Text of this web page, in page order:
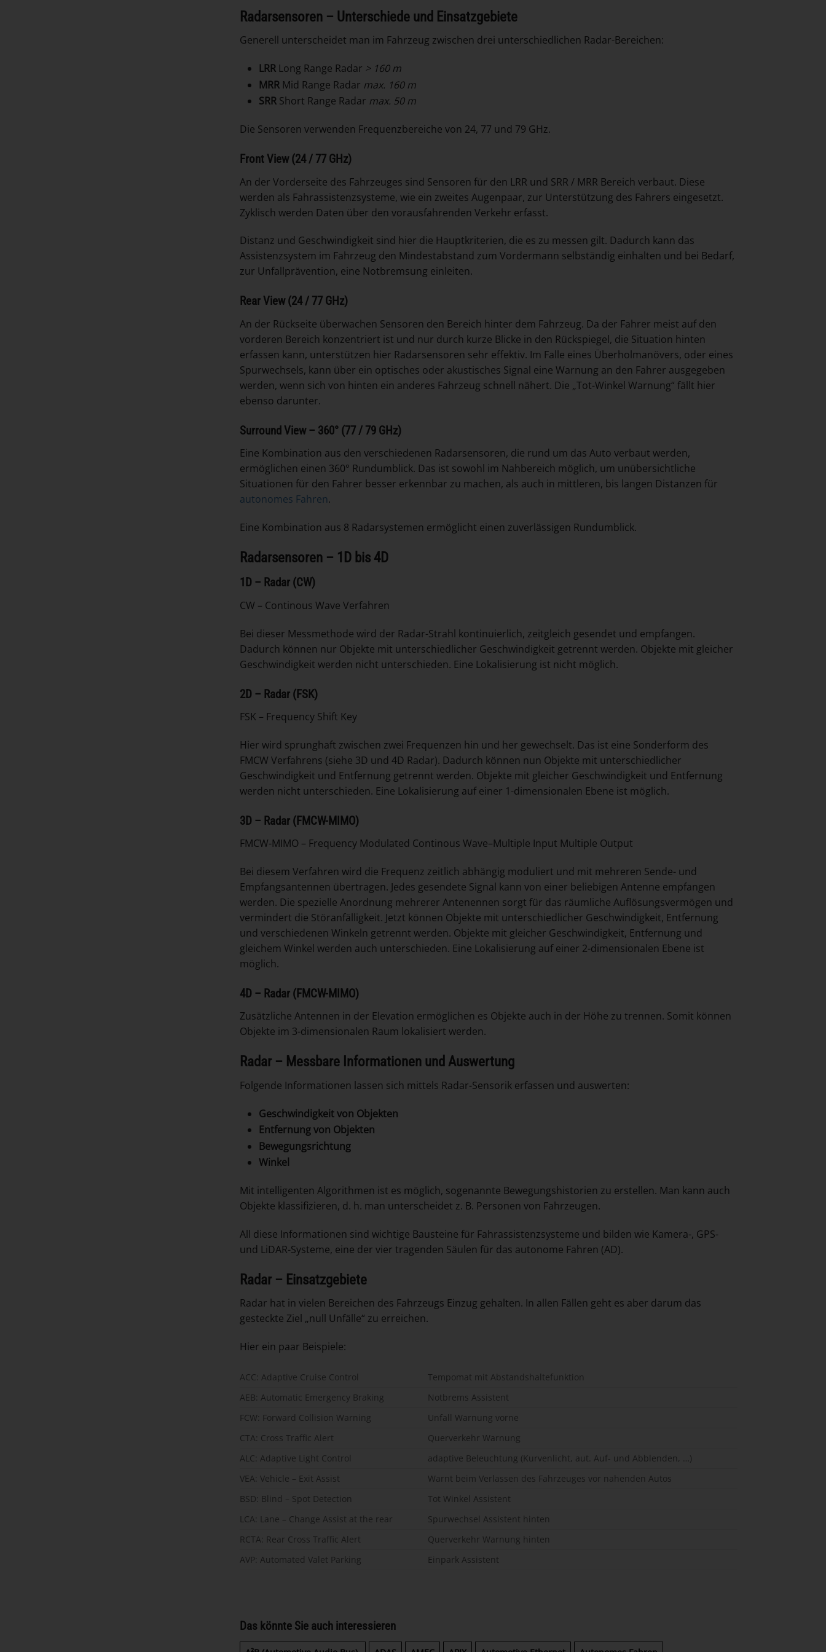
Radarsensoren – Unterschiede und Einsatzgebiete
Generell unterscheidet man im Fahrzeug zwischen drei unterschiedlichen Radar-Bereichen:
LRRLong Range Radar > 160 m
MRRMid Range Radar max. 160 m
SRRShort Range Radar max. 50 m
Die Sensoren verwenden Frequenzbereiche von 24, 77 und 79 GHz.
Front View (24 / 77 GHz)
An der Vorderseite des Fahrzeuges sind Sensoren für den LRR und SRR / MRR Bereich verbaut. Diese
werden als Fahrassistenzsysteme, wie ein zweites Augenpaar, zur Unterstützung des Fahrers eingesetzt.
Zyklisch werden Daten über den vorausfahrenden Verkehr erfasst.
Distanz und Geschwindigkeit sind hier die Hauptkriterien, die es zu messen gilt. Dadurch kann das
Assistenzsystem im Fahrzeug den Mindestabstand zum Vordermann selbständig einhalten und bei Bedarf,
zur Unfallprävention, eine Notbremsung einleiten.
Rear View (24 / 77 GHz)
An der Rückseite überwachen Sensoren den Bereich hinter dem Fahrzeug. Da der Fahrer meist auf den
vorderen Bereich konzentriert ist und nur durch kurze Blicke in den Rückspiegel, die Situation hinten
erfassen kann, unterstützen hier Radarsensoren sehr effektiv. Im Falle eines Überholmanövers, oder eines
Spurwechsels, kann über ein optisches oder akustisches Signal eine Warnung an den Fahrer ausgegeben
werden, wenn sich von hinten ein anderes Fahrzeug schnell nähert. Die „Tot-Winkel Warnung“ fällt hier
ebenso darunter.
Surround View – 360° (77 / 79 GHz)
Eine Kombination aus den verschiedenen Radarsensoren, die rund um das Auto verbaut werden,
ermöglichen einen 360° Rundumblick. Das ist sowohl im Nahbereich möglich, um unübersichtliche
Situationen für den Fahrer besser erkennbar zu machen, als auch in mittleren, bis langen Distanzen für
autonomes Fahren.
Eine Kombination aus 8 Radarsystemen ermöglicht einen zuverlässigen Rundumblick.
Radarsensoren – 1D bis 4D
1D – Radar (CW)
CW – Continous Wave Verfahren
Bei dieser Messmethode wird der Radar-Strahl kontinuierlich, zeitgleich gesendet und empfangen.
Dadurch können nur Objekte mit unterschiedlicher Geschwindigkeit getrennt werden. Objekte mit gleicher
Geschwindigkeit werden nicht unterschieden. Eine Lokalisierung ist nicht möglich.
2D – Radar (FSK)
FSK – Frequency Shift Key
Hier wird sprunghaft zwischen zwei Frequenzen hin und her gewechselt. Das ist eine Sonderform des
FMCW Verfahrens (siehe 3D und 4D Radar). Dadurch können nun Objekte mit unterschiedlicher
Geschwindigkeit und Entfernung getrennt werden. Objekte mit gleicher Geschwindigkeit und Entfernung
werden nicht unterschieden. Eine Lokalisierung auf einer 1-dimensionalen Ebene ist möglich.
3D – Radar (FMCW-MIMO)
FMCW-MIMO – Frequency Modulated Continous Wave–Multiple Input Multiple Output
Bei diesem Verfahren wird die Frequenz zeitlich abhängig moduliert und mit mehreren Sende- und
Empfangsantennen übertragen. Jedes gesendete Signal kann von einer beliebigen Antenne empfangen
werden. Die spezielle Anordnung mehrerer Antenennen sorgt für das räumliche Auflösungsvermögen und
vermindert die Störanfälligkeit. Jetzt können Objekte mit unterschiedlicher Geschwindigkeit, Entfernung
und verschiedenen Winkeln getrennt werden. Objekte mit gleicher Geschwindigkeit, Entfernung und
gleichem Winkel werden auch unterschieden. Eine Lokalisierung auf einer 2-dimensionalen Ebene ist
möglich.
4D – Radar (FMCW-MIMO)
Zusätzliche Antennen in der Elevation ermöglichen es Objekte auch in der Höhe zu trennen. Somit können
Objekte im 3-dimensionalen Raum lokalisiert werden.
Radar – Messbare Informationen und Auswertung
Folgende Informationen lassen sich mittels Radar-Sensorik erfassen und auswerten:
Geschwindigkeit von Objekten
Entfernung von Objekten
Bewegungsrichtung
Winkel
Mit intelligenten Algorithmen ist es möglich, sogenannte Bewegungshistorien zu erstellen. Man kann auch
Objekte klassifizieren, d. h. man unterscheidet z. B. Personen von Fahrzeugen.
All diese Informationen sind wichtige Bausteine für Fahrassistenzsysteme und bilden wie Kamera-, GPS-
und LiDAR-Systeme, eine der vier tragenden Säulen für das autonome Fahren (AD).
Radar – Einsatzgebiete
Radar hat in vielen Bereichen des Fahrzeugs Einzug gehalten. In allen Fällen geht es aber darum das
gesteckte Ziel „null Unfälle“ zu erreichen.
Hier ein paar Beispiele:
ACC: Adaptive Cruise Control
Tempomat mit Abstandshaltefunktion
AEB: Automatic Emergency Braking
Notbrems Assistent
FCW: Forward Collision Warning
Unfall Warnung vorne
CTA: Cross Traffic Alert
Querverkehr Warnung
ALC: Adaptive Light Control
adaptive Beleuchtung (Kurvenlicht, aut. Auf- und Abblenden, …)
VEA: Vehicle – Exit Assist
Warnt beim Verlassen des Fahrzeuges vor nahenden Autos
BSD: Blind – Spot Detection
Tot Winkel Assistent
LCA: Lane – Change Assist at the rear
Spurwechsel Assistent hinten
RCTA: Rear Cross Traffic Alert
Querverkehr Warnung hinten
AVP: Automated Valet Parking
Einpark Assistent
Das könnte Sie auch interessieren